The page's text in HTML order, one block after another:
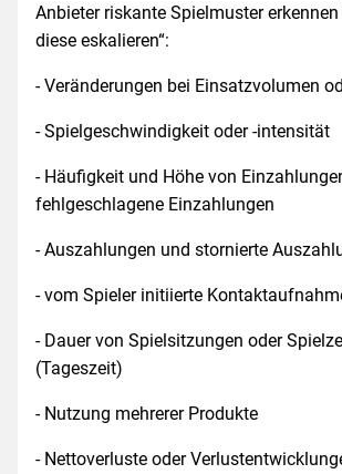
Anbieter riskante Spielmuster
diese eskalieren“:
- Veränderungen bei Einsatzvolumen
- Spielgeschwindigkeit oder -intensität
- Häufigkeit und Höhe von
fehlgeschlagene Einzahlungen
- Auszahlungen und stornierte
- vom Spieler initiierte
- Dauer von Spielsitzungen oder
(Tageszeit)
- Nutzung mehrerer Produkte
- Nettoverluste oder